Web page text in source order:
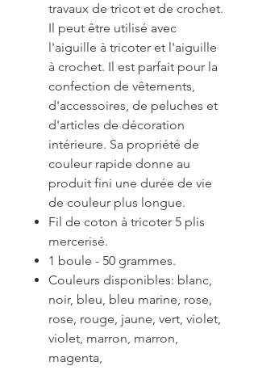
travaux de tricot et de crochet.
Il peut être utilisé avec
l'aiguille à tricoter et l'aiguille
à crochet. Il est parfait pour la
confection de vêtements,
d'accessoires, de peluches et
d'articles de décoration
intérieure. Sa propriété de
couleur rapide donne au
produit fini une durée de vie
de couleur plus longue.
Fil de coton à tricoter 5 plis
mercerisé.
1 boule - 50 grammes.
Couleurs disponibles: blanc,
noir, bleu, bleu marine, rose,
rose, rouge, jaune, vert, violet,
violet, marron, marron,
magenta,